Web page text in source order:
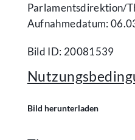
Parlamentsdirektion/​
Aufnahmedatum:
Bild ID: 20081539
Bild herunterladen